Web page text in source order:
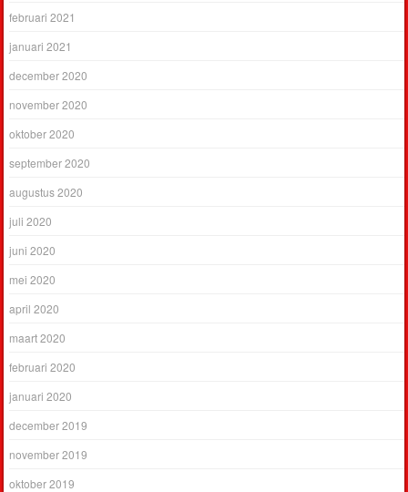
februari 2021
januari 2021
december 2020
november 2020
oktober 2020
september 2020
augustus 2020
juli 2020
juni 2020
mei 2020
april 2020
maart 2020
februari 2020
januari 2020
december 2019
november 2019
oktober 2019